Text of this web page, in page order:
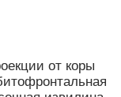
от коры